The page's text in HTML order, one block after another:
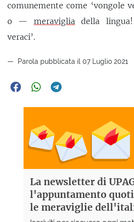
comunemente come ‘vongole
o — meravigliadella
veraci’.
Parola pubblicata il 07 Luglio 2021
La newsletter di
l'appuntamento
le meraviglie